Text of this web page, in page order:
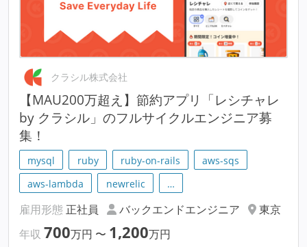
クラシル株式会社
【MAU200万超え】節約アプリ「レシチャレ
by クラシル」のフルサイクルエンジニア募
集！
mysql ruby ruby-on-rails
aws-sqs
aws-lambda
newrelic …
雇用形態 正社員 バックエンドエンジニア
東京
年収 700万円 〜 1,200万円